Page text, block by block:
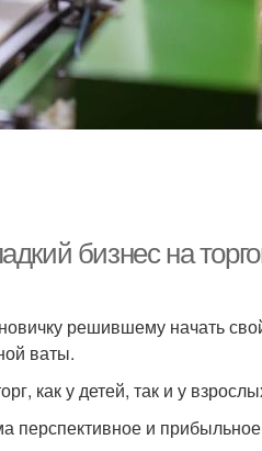
бизнес на
решившему начать
ваты.
как у детей, так и у
и